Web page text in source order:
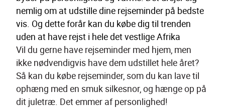
nemlig om at udstille dine rejseminder på bedste
vis. Og dette forår kan du købe dig til trenden
uden at have rejst i hele det vestlige Afrika
Vil du gerne have rejseminder med hjem, men
ikke nødvendigvis have dem udstillet hele året?
Så kan du købe rejseminder, som du kan lave til
ophæng med en smuk silkesnor, og hænge op på
dit juletræ. Det emmer af personlighed!